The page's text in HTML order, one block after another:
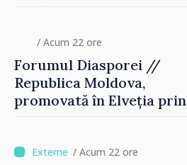
/ Acum 22 ore
Forumul Diasporei //
Republica Moldova,
promovată în Elveția prin
/ Acum 22 ore